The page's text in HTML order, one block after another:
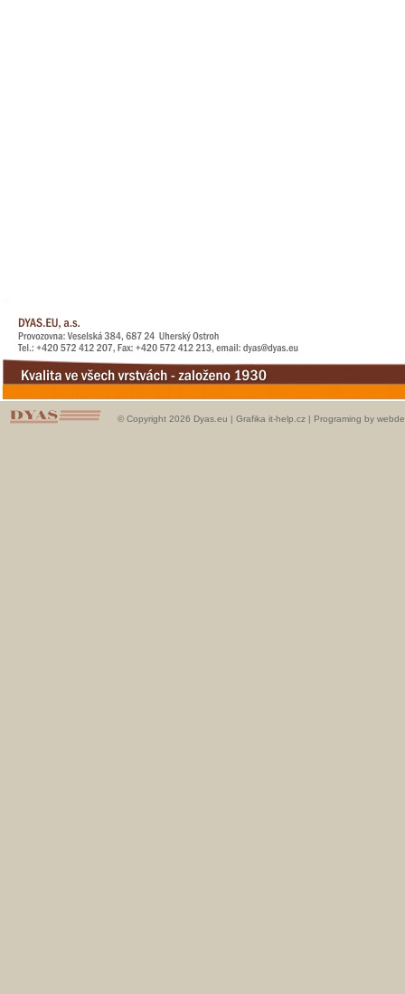
© Copyright 2026 Dyas.eu | Grafika it-help.cz | Programing by